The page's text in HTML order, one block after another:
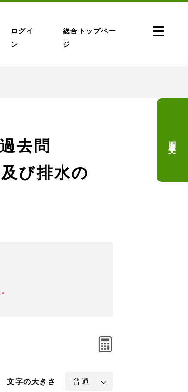
ログイ
ン
総合トップペー
ジ
去問
び排水の
文字の大きさ